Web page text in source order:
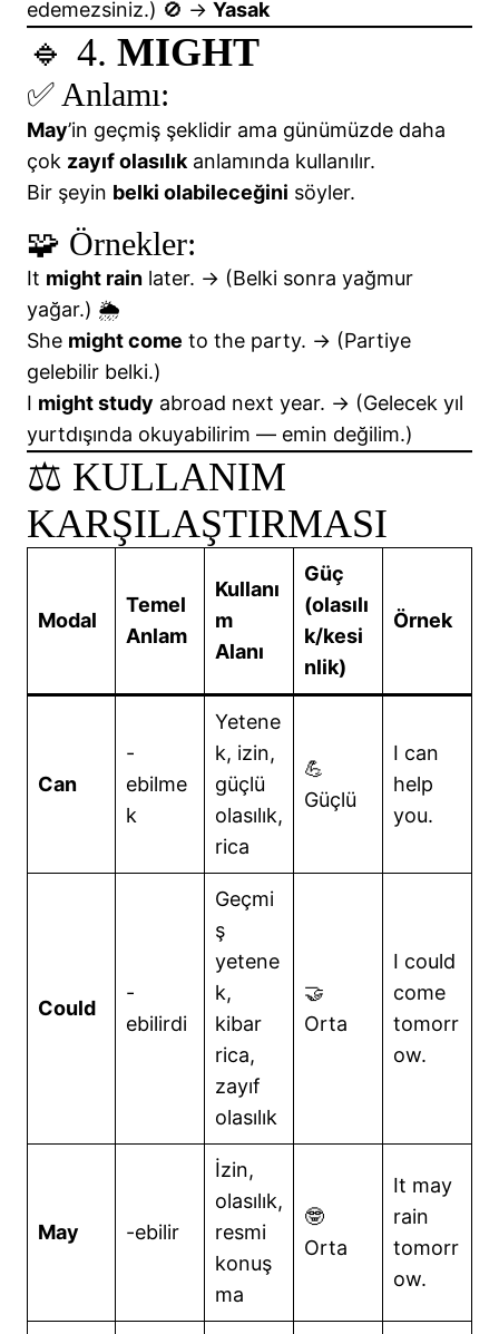
edemezsiniz.) 🚫 → Yasak
🔹 4. MIGHT
✅ Anlamı:
May’in geçmiş şeklidir ama günümüzde daha
çok zayıf olasılıkanlamında kullanılır.
Bir şeyin belki olabileceğini söyler.
🧩 Örnekler:
It might rain later. → (Belki sonra yağmur
yağar.) 🌦️
She might come to the party. → (Partiye
gelebilir belki.)
I might study abroad next year. → (Gelecek yıl
yurtdışında okuyabilirim — emin değilim.)
⚖️ KULLANIM
KARŞILAŞTIRMASI
Modal
Temel
Anlam
Kullanı
m
Alanı
Güç
(olasılı
k/kesi
nlik)
Örnek
Can
-
ebilme
k
Yetene
k, izin,
güçlü
olasılık,
rica
💪
Güçlü
I can
help
you.
Could
-
ebilirdi
Geçmi
ş
yetene
k,
kibar
rica,
zayıf
olasılık
🤝
Orta
I could
come
tomorr
ow.
May -ebilir
İzin,
olasılık,
resmi
konuş
ma
🤓
Orta
It may
rain
tomorr
ow.